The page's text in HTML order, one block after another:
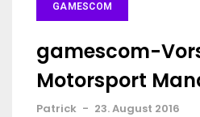
GAMESCOM
gamescom-
Motorsport
Patrick - 23. August 2016